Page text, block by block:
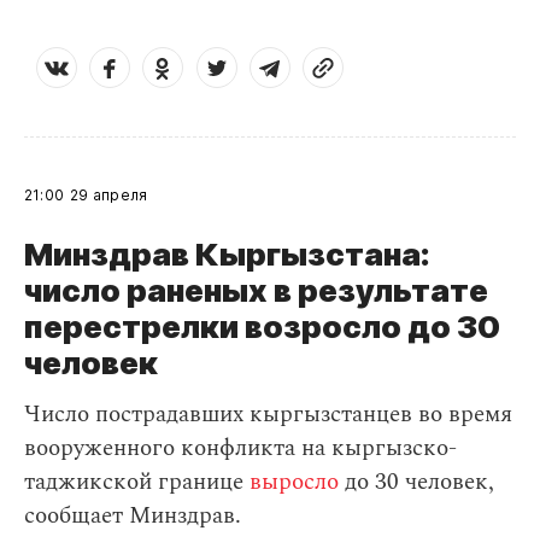
21:00 29 апреля
Минздрав Кыргызстана:
число раненых в результате
перестрелки возросло до 30
человек
Число пострадавших кыргызстанцев во время
вооруженного конфликта на кыргызско-
таджикской границе вырослодо 30 человек,
сообщает Минздрав.